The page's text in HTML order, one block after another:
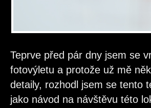
Teprve před pár dny jsem se
fotovýletu a protože už mě
detaily, rozhodl jsem se tento
jako návod na návštěvu této